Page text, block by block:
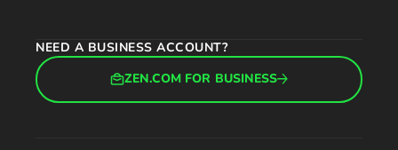
NEED A BUSINESS ACCOUNT?
ZEN.COM FOR BUSINESS